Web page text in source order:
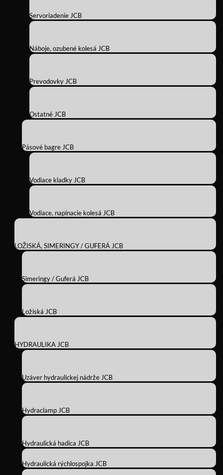
Servoriadenie JCB
Náboje, ozubené kolesá JCB
Prevodovky JCB
Ostatné JCB
Pásové bagre JCB
Vodiace kladky JCB
Vodiace, napínacie kolesá JCB
LOŽISKÁ, SIMERINGY / GUFERÁ JCB
Simeringy / Guferá JCB
Ložiská JCB
HYDRAULIKA JCB
Uzáver hydraulickej nádrže JCB
Hydraclamp JCB
Hydraulická hadica JCB
Hydraulická rýchlospojka JCB